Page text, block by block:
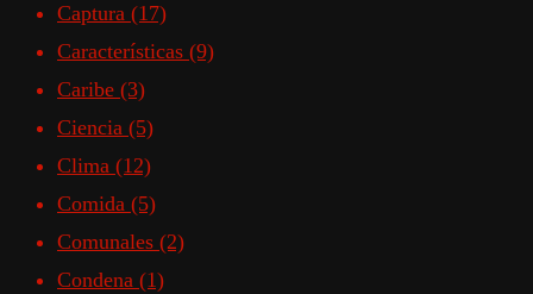
Captura (17)
Características (9)
Caribe (3)
Ciencia (5)
Clima (12)
Comida (5)
Comunales (2)
Condena (1)